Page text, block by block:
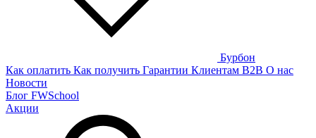
Бурбон
Как оплатить Как получить Гарантии Клиентам B2B О нас
Новости
Блог FWSchool
Акции